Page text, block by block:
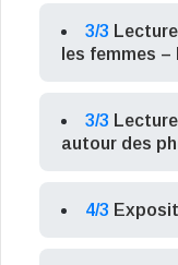
3/3
les femmes
3/3
autour des
4/3